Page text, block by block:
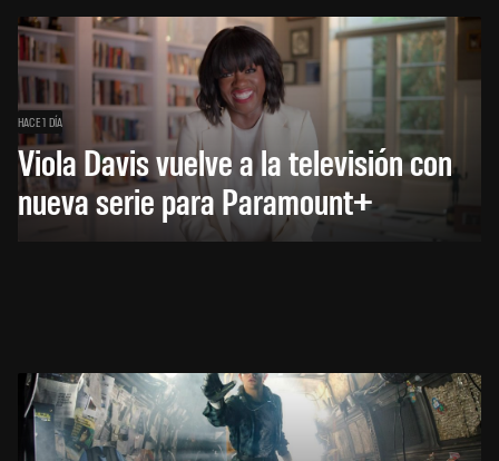
HACE 1 DÍA
Viola Davis vuelve a la televisión con
nueva serie para Paramount+